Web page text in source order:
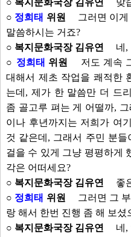
○ 복지문화국장 김유연
맞
○ 정희태 위원
그러면 이
말씀하시는 거죠?
○ 복지문화국장 김유연
네,
○ 정희태 위원
저도 계속
대해서 제초 작업을 쾌적한
는데, 제가 한 말씀만 더 드
좀 골고루 펴는 게 어떨까,
이나 후년까지는 저희가 여
것 같은데, 그래서 주민 분
걸을 수 있게 그냥 평평하게
각은 어떠세요?
○ 복지문화국장 김유연
좋
○ 정희태 위원
그러면 그
랑 해서 한번 진행 좀 해 보셨
○ 복지문화국장 김유연
네,